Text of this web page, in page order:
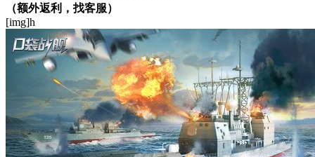
（额外返利，找客服）
[img]h